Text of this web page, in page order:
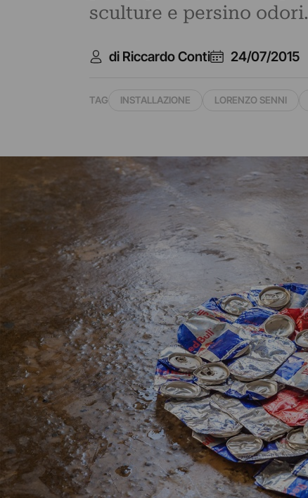
sculture e persino odori.
di Riccardo Conti 24/07/2015
TAG INSTALLAZIONE LORENZO SENNI